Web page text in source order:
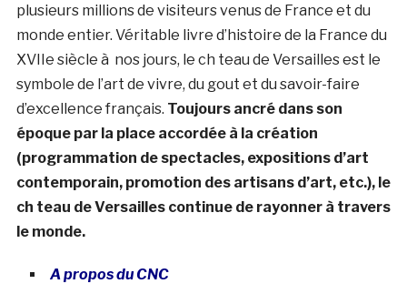
plusieurs millions de visiteurs venus de France et du
monde entier. Véritable livre d’histoire de la France du
XVIIe siècle à nos jours, le ch teau de Versailles est le
symbole de l’art de vivre, du gout et du savoir-faire
d’excellence français. Toujours ancré dans son
époque par la place accordée à la création
(programmation de spectacles, expositions d’art
contemporain, promotion des artisans d’art, etc.), le
ch teau de Versailles continue de rayonner à travers
le monde.
A propos du CNC